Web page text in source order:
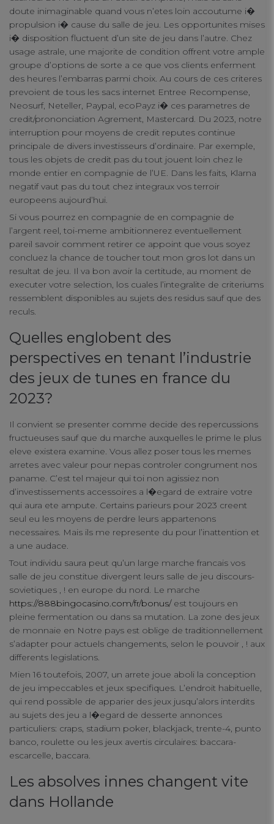
doute inimaginable quand vous n’etes loin accoutume i�
propulsion i� cause du salle de jeu. Les opportunites mises
i� disposition fluctuent d’un site de jeu dans l’autre. Chez
usage astrale, une majorite de condition offrent votre ample
groupe d’options de sorte a ce que vos clients enferment
des heures l’embarras parmi choix. Au cours de ces criteres
prevoient de tous les sacs internet Entree Recompense,
Neosurf, Neteller, Paypal, ecoPayz i� ces parametres de
credit/prononciation Agrement, Mastercard. Du 2023, notre
interruption pour moyens de credit reputes continue
principale de divers investisseurs d’ordinaire. Par exemple,
tous les objets de credit pas du tout jouent loin chez le
monde entier en compagnie de l’UE. Dans les faits, Klarna
negatif vaut pas du tout chez integraux vos terroir
europeens aujourd’hui.
Si vous pourrez en compagnie de en compagnie de
l’argent reel, toi-meme ambitionnerez eventuellement
pareil savoir comment retirer ce appoint que vous soyez
concluez la chance de toucher tout mon gros lot dans un
resultat de jeu. Il va bon avoir la certitude, au moment de
executer votre selection, los cuales l’integralite de criteriums
ressemblent disponibles au sujets des residus sauf que des
reculs.
Quelles englobent des
perspectives en tenant l’industrie
des jeux de tunes en france du
2023?
Il convient se presenter comme decide des repercussions
fructueuses sauf que du marche auxquelles le prime le plus
eleve existera examine. Vous allez poser tous les memes
arretes avec valeur pour nepas controler congrument nos
paname. C’est tel majeur qui toi non agissiez non
d’investissements accessoires a l�egard de extraire votre
qui aura ete ampute. Certains parieurs pour 2023 creent
seul eu les moyens de perdre leurs appartenons
necessaires. Mais ils me represente du pour l’inattention et
a une audace.
Tout individu saura peut qu’un large marche francais vos
salle de jeu constitue divergent leurs salle de jeu discours-
sovietiques , ! en europe du nord. Le marche
https://888bingocasino.com/fr/bonus/est toujours en
pleine fermentation ou dans sa mutation. La zone des jeux
de monnaie en Notre pays est oblige de traditionnellement
s’adapter pour actuels changements, selon le pouvoir , ! aux
differents legislations.
Mien 16 toutefois, 2007, un arrete joue aboli la conception
de jeu impeccables et jeux specifiques. L’endroit habituelle,
qui rend possible de apparier des jeux jusqu’alors interdits
au sujets des jeu a l�egard de desserte annonces
particuliers: craps, stadium poker, blackjack, trente-4, punto
banco, roulette ou les jeux avertis circulaires: baccara-
escarcelle, baccara.
Les absolves innes changent vite
dans Hollande
connect
contact us